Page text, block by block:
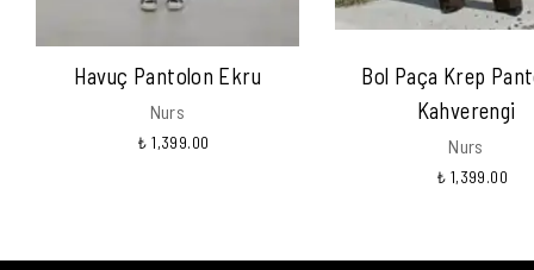
Havuç Pantolon Ekru
Nurs
₺ 1,399.00
Bol Paça Krep
Kahverengi
Nurs
₺ 1,399.00